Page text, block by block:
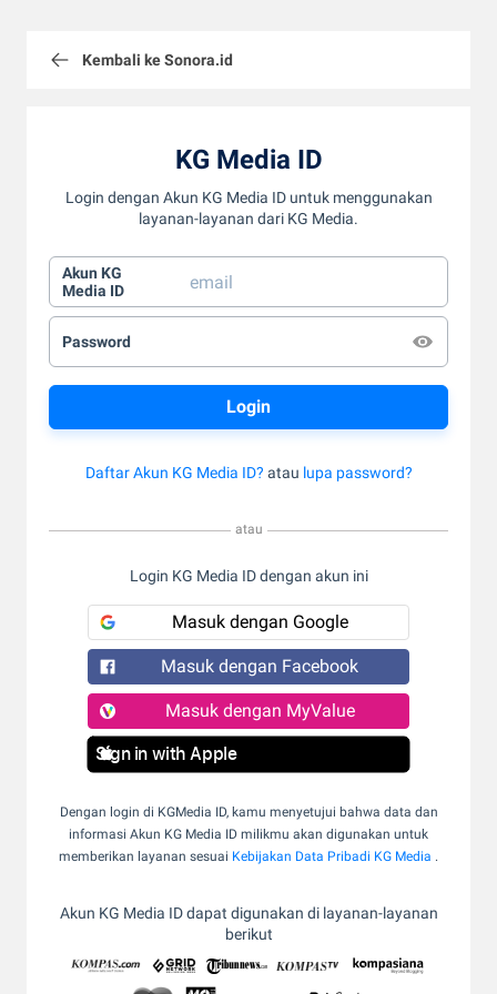
Kembali ke Sonora.id
KG Media ID
Login dengan Akun KG Media ID untuk menggunakan
layanan-layanan dari KG Media.
Akun KG
Media ID
Password
Daftar Akun KG Media ID? atau lupa password?
atau
Login KG Media ID dengan akun ini
Masuk dengan Google
Masuk dengan Facebook
Masuk dengan MyValue
Sign in with Apple
Dengan login di KGMedia ID, kamu menyetujui bahwa data dan
informasi Akun KG Media ID milikmu akan digunakan untuk
memberikan layanan sesuai Kebijakan Data Pribadi KG Media .
Akun KG Media ID dapat digunakan di layanan-layanan
berikut